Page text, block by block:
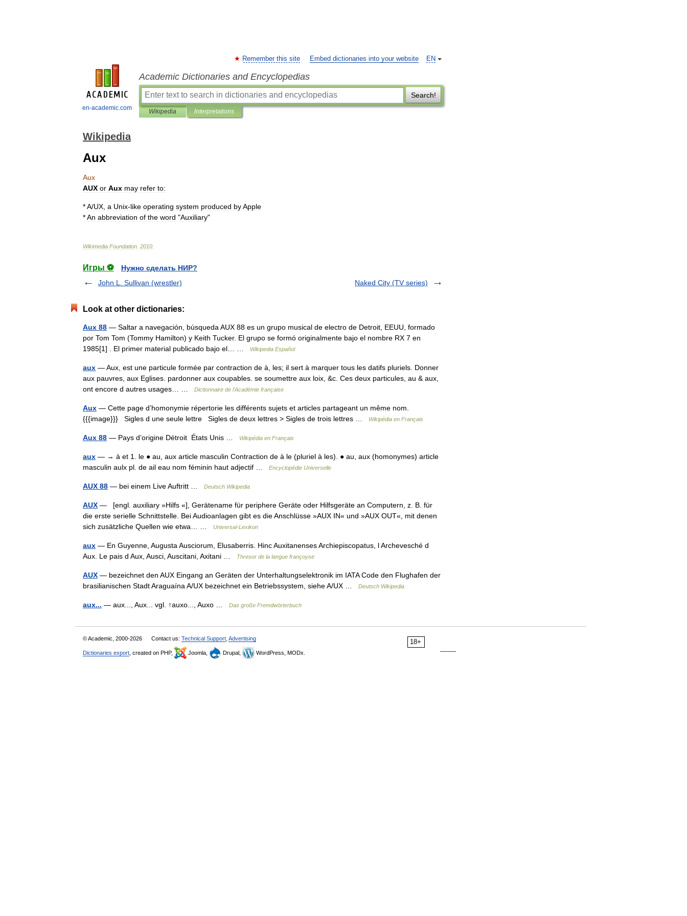
en-academic.com
EN
Remember this site Embed dictionaries into your website
Academic Dictionaries and Encyclopedias
Search!
Wikipedia Interpretations
Wikipedia
Aux
Aux
AUX or Aux may refer to:
*A/UX a Unix-like operating system produced byApple
*An abbreviation of the word "Auxiliary"
Wikimedia Foundation 2010
Игры ⚽
Нужно сделать НИР?
John L. Sullivan (wrestler)
Naked City (TV series)
Look at other dictionaries:
Aux 88 — Saltar a navegación, búsqueda AUX 88 es un grupo musical de electro de Detroit, EEUU, formado
por Tom Tom (Tommy Hamilton) y Keith Tucker. El grupo se formó originalmente bajo el nombre RX 7 en
1985[1] . El primer material publicado bajo el… …
Wikipedia Español
aux — Aux, est une particule formée par contraction de à, les; il sert à marquer tous les datifs pluriels. Donner
aux pauvres, aux Eglises. pardonner aux coupables. se soumettre aux loix, &c. Ces deux particules, au & aux,
ont encore d autres usages… …
Dictionnaire de l'Académie française
Aux — Cette page d’homonymie répertorie les différents sujets et articles partageant un même nom.
{{{image}}} Sigles d une seule lettre Sigles de deux lettres > Sigles de trois lettres …
Wikipédia en Français
Aux 88 — Pays d’origine Détroit États Unis … Wikipédia en Français
aux — → à et 1. le ● au, aux article masculin Contraction de à le (pluriel à les). ● au, aux (homonymes) article
masculin aulx pl. de ail eau nom féminin haut adjectif …
Encyclopédie Universelle
AUX 88 — bei einem Live Auftritt … Deutsch Wikipedia
AUX — [engl. auxiliary »Hilfs «], Gerätename für periphere Geräte oder Hilfsgeräte an Computern, z. B. für
die erste serielle Schnittstelle. Bei Audioanlagen gibt es die Anschlüsse »AUX IN« und »AUX OUT«, mit denen
sich zusätzliche Quellen wie etwa… …
Universal-Lexikon
aux — En Guyenne, Augusta Ausciorum, Elusaberris. Hinc Auxitanenses Archiepiscopatus, l Archevesché d
Aux. Le pais d Aux, Ausci, Auscitani, Axitani …
Thresor de la langue françoyse
AUX — bezeichnet den AUX Eingang an Geräten der Unterhaltungselektronik im IATA Code den Flughafen der
brasilianischen Stadt Araguaína A/UX bezeichnet ein Betriebssystem, siehe A/UX …
Deutsch Wikipedia
aux... — aux..., Aux... vgl. ↑auxo..., Auxo … Das große Fremdwörterbuch
18+
© Academic, 2000-2026 Contact us: Technical Support Advertising
Dictionaries export , created on PHP, Joomla, Drupal, WordPress, MODx.